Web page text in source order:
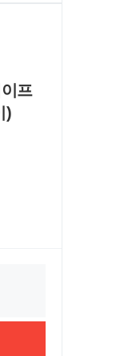
프
)